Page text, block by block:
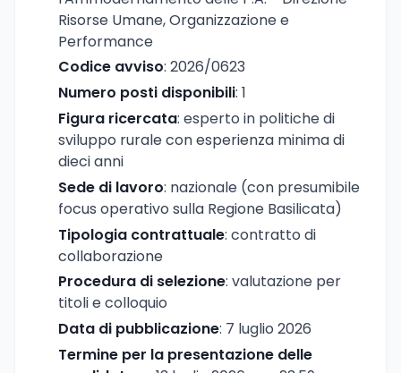
Risorse Umane, Organizzazione e
Performance
Codice avviso: 2026/0623
Numero posti disponibili: 1
Figura ricercata: esperto in politiche di
sviluppo rurale con esperienza minima di
dieci anni
Sede di lavoro: nazionale (con presumibile
focus operativo sulla Regione Basilicata)
Tipologia contrattuale: contratto di
collaborazione
Procedura di selezione: valutazione per
titoli e colloquio
Data di pubblicazione: 7 luglio 2026
Termine per la presentazione delle